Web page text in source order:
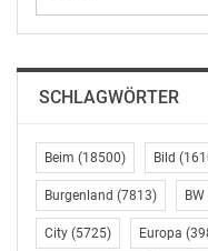
und Forschern auch
für die Bedeutung
dieser
zu. Nicht zuletzt
Forschenden, ihre
Öffentlichkeit zu
SCHLAGWÖRTER
Beim (18500) Bild
Burgenland (7813) BW
City (5725) Europa